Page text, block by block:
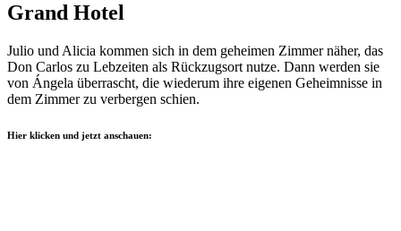
Grand Hotel
Julio und Alicia kommen sich in dem geheimen Zimmer näher, das
Don Carlos zu Lebzeiten als Rückzugsort nutze. Dann werden sie
von Ángela überrascht, die wiederum ihre eigenen Geheimnisse in
dem Zimmer zu verbergen schien.
Hier klicken und jetzt anschauen: